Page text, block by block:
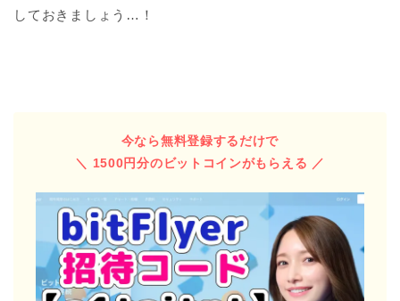
しておきましょう…！
今なら無料登録するだけで
＼ 1500円分のビットコインがもらえる ／